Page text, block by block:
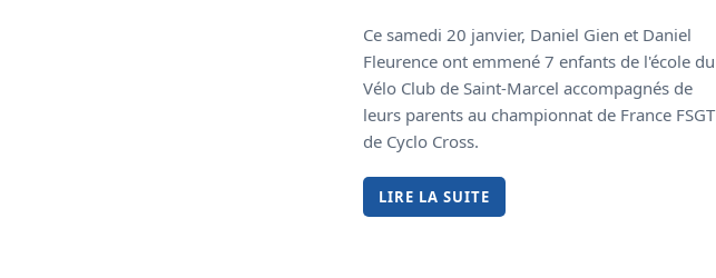
Ce samedi 20 janvier, Daniel Gien et Daniel
Fleurence ont emmené 7 enfants de l'école du
Vélo Club de Saint-Marcel accompagnés de
leurs parents au championnat de France FSGT
de Cyclo Cross.
LIRE LA SUITE